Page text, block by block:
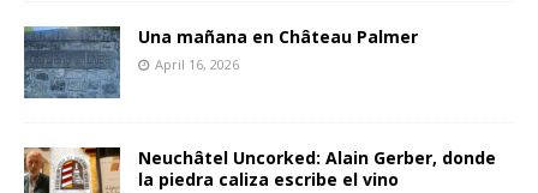
Una mañana en Château Palmer
April 16, 2026
Neuchâtel Uncorked: Alain Gerber, donde
la piedra caliza escribe el vino